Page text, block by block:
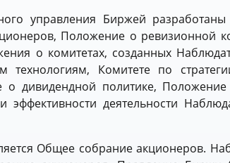
управления Биржей
Положение о ревизионной
о комитетах, созданных
Комитете по
дивидендной политике,
деятельности
Общее собрание акционеров.